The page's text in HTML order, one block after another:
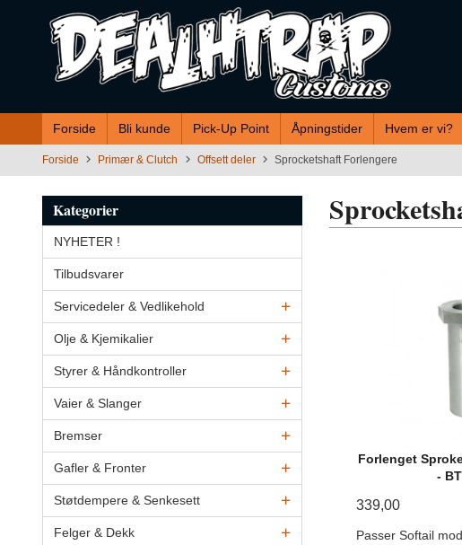
innholdet
Forside Bli kunde Pick-Up Point Åpningstider Hvem er vi?
Forside Primær & Clutch Offsett deler Sprocketshaft Forlengere
Kategorier
NYHETER !
Tilbudsvarer
Servicedeler & Vedlikehold
Olje & Kjemikalier
Styrer & Håndkontroller
Vaier & Slanger
Bremser
Gafler & Fronter
Støtdempere & Senkesett
Felger & Dekk
Forlenget
-
339,00
Passer Softail